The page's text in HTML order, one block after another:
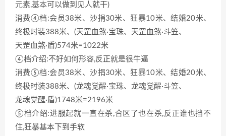
元素,基本可以做到见人就干)
消费④档:会员38米、沙捐30米、狂暴10米、结婚20米、
终极时装388米、(天罡血煞·宝珠、天罡血煞·斗笠、
天罡血煞·盾)574米=1022米
④档介绍:不好如何形容,反正就是很牛逼
消费⑤档:会员38米、沙捐30米、狂暴10米、结婚20米、
终极时装388米、(龙魂觉醒·宝珠、龙魂觉醒·斗笠、
龙魂觉醒·盾)1748米=2196米
⑤档介绍:进服起就一直在杀,合区了也在杀,反正谁也挡不
住,狂暴基本下到手软